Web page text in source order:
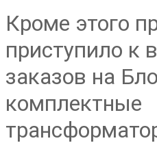
Кроме этого
приступило к
заказов на
комплектные